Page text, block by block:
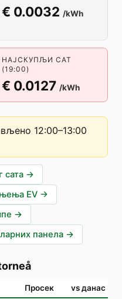
€ 0.0032 /kWh
НАЈСКУПЉИ САТ
(19:00)
€ 0.0127 /kWh
12:00–13:00
сата →
EV →
→
панела →
Просек vs данас